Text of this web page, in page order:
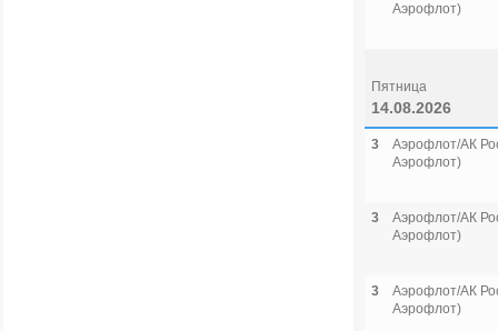
Аэрофлот)
Пятница
14.08.2026
3
Аэрофлот/АК
Аэрофлот)
3
Аэрофлот/АК
Аэрофлот)
3
Аэрофлот/АК
Аэрофлот)